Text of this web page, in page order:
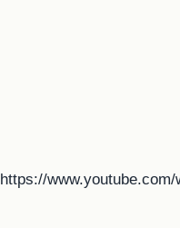
https://